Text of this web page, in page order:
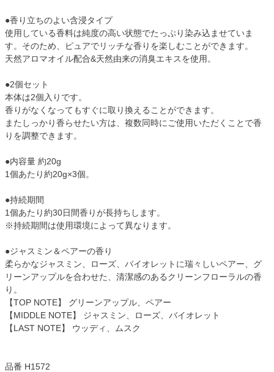
●香り立ちのよい含浸タイプ
使用している香料は純度の高い状態でたっぷり染み込ませていま
す。そのため、ピュアでリッチな香りを楽しむことができます。
天然アロマオイル配合&天然由来の消臭エキスを使用。
●2個セット
本体は2個入りです。
香りがなくなってもすぐに取り換えることができます。
またしっかり香らせたい方は、複数同時にご使用いただくことで香
りを調整できます。
●内容量 約20g
1個あたり約20g×3個。
●持続期間
1個あたり約30日間香りが長持ちします。
※持続期間は使用環境によって異なります。
●ジャスミン＆ペアーの香り
柔らかなジャスミン、ローズ、バイオレットに瑞々しいペアー、グ
リーンアップルを合わせた、清潔感のあるクリーンフローラルの香
り。
【TOP NOTE】 グリーンアップル、ペアー
【MIDDLE NOTE】 ジャスミン、ローズ、バイオレット
【LAST NOTE】 ウッディ、ムスク
品番 H1572